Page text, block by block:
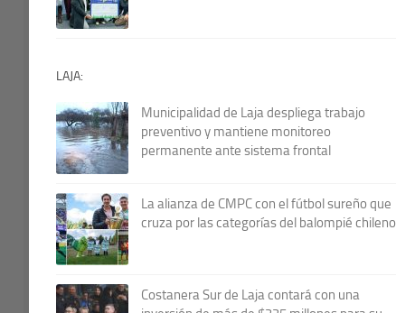
LAJA:
Municipalidad de Laja despliega trabajo
preventivo y mantiene monitoreo
permanente ante sistema frontal
La alianza de CMPC con el fútbol sureño que
cruza por las categorías del balompié chileno
Costanera Sur de Laja contará con una